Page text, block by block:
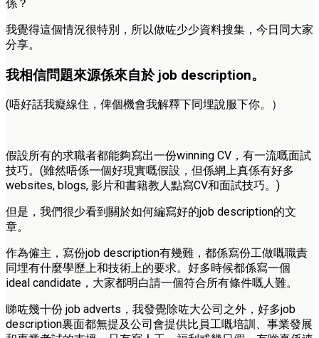
係？
我覺得這個情況很特別，所以做咗少少資料搜集，今日同大家
分享。
我相信問題來源係來自於 job description。
(唔好話我癡線住，俾個機會我解釋下同埋說服下你。）
假設所有的求職者都能夠寫出一份winning CV，有一流嘅面試
技巧。(雖然唔係一個好現實嘅假設，但係網上真係有好多
websites, blogs, 影片和書籍教人點寫CV和面試技巧。)
但是，我們很少看到關於如何編寫好的job description的文
章。
作為僱主，寫份job description有幾難，都係寫份工做嘅職責
同埋有什麼學歷上和技術上的要求。好多時候都係寫一個
ideal candidate，大家都明白請一個符合所有條件嘅人難。
睇咗幾十份 job adverts，我發覺除咗大公司之外，好多job
description裏面都無提及公司會提供比員工嘅培訓、事業發展